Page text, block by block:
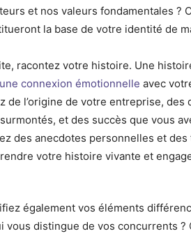
et nos valeurs fondamentales ?
la base de votre identité de
racontez votre histoire. Une
connexion émotionnelle avec
de l’origine de votre entreprise, des
et des succès que vous
des anecdotes personnelles et des
votre histoire vivante et
également vos éléments
vous distingue de vos concurrents ?